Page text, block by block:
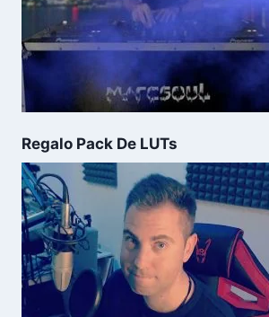
Regalo Pack De LUTs